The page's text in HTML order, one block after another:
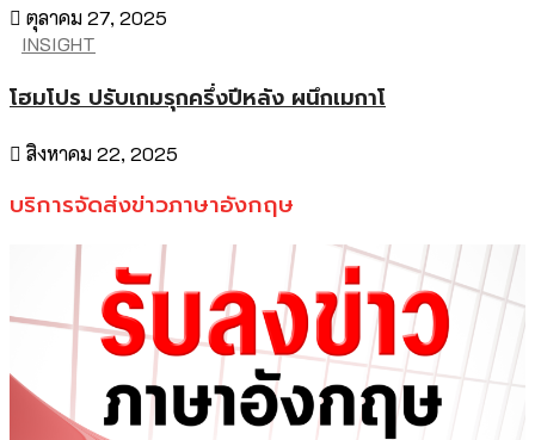
ตุลาคม 27, 2025
INSIGHT
โฮมโปร ปรับเกมรุกครึ่งปีหลัง ผนึกเมกาโ
สิงหาคม 22, 2025
บริการจัดส่งข่าวภาษาอังกฤษ